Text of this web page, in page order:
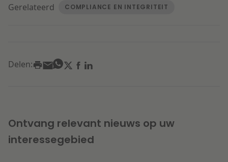
Gerelateerd COMPLIANCE EN INTEGRITEIT
Delen:
Ontvang relevant nieuws op uw
interessegebied